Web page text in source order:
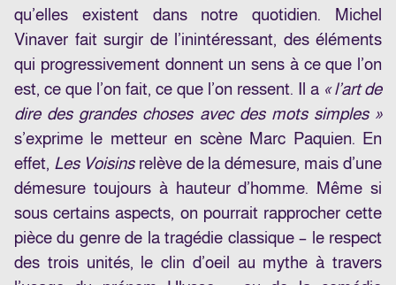
qu’elles existent dans notre quotidien. Michel
Vinaver fait surgir de l’inintéressant, des éléments
qui progressivement donnent un sens à ce que l’on
est, ce que l’on fait, ce que l’on ressent. Il a « l’art de
dire des grandes choses avec des mots simples »
s’exprime le metteur en scène Marc Paquien. En
effet, Les Voisinsrelève de la démesure, mais d’une
démesure toujours à hauteur d’homme. Même si
sous certains aspects, on pourrait rapprocher cette
pièce du genre de la tragédie classique – le respect
des trois unités, le clin d’oeil au mythe à travers